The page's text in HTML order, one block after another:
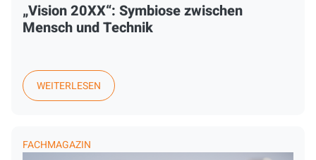
„Vision 20XX“: Symbiose zwischen
Mensch und Technik
WEITERLESEN
FACHMAGAZIN